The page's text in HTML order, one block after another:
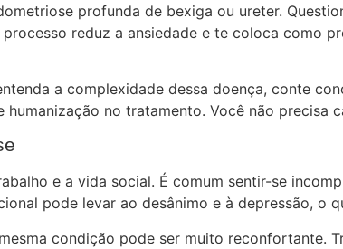
profunda de bexiga ou ureter.
reduz a ansiedade e te coloca como
a complexidade dessa doença, conte
no tratamento. Você não precisa
e a vida social. É comum sentir-se
pode levar ao desânimo e à depressão, o
condição pode ser muito reconfortante.